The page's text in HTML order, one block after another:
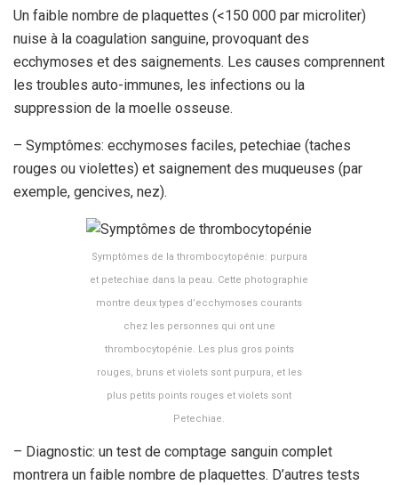
Un faible nombre de plaquettes (<150 000 par microliter)
nuise à la coagulation sanguine, provoquant des
ecchymoses et des saignements. Les causes comprennent
les troubles auto-immunes, les infections ou la
suppression de la moelle osseuse.
– Symptômes: ecchymoses faciles, petechiae (taches
rouges ou violettes) et saignement des muqueuses (par
exemple, gencives, nez).
Symptômes de la thrombocytopénie: purpura
et petechiae dans la peau. Cette photographie
montre deux types d’ecchymoses courants
chez les personnes qui ont une
thrombocytopénie. Les plus gros points
rouges, bruns et violets sont purpura, et les
plus petits points rouges et violets sont
Petechiae.
– Diagnostic: un test de comptage sanguin complet
montrera un faible nombre de plaquettes. D’autres tests